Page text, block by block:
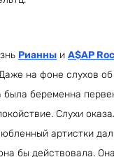
Рианны и A$AP
на фоне слухов
была беременна
Слухи
артистки
бы действовала.